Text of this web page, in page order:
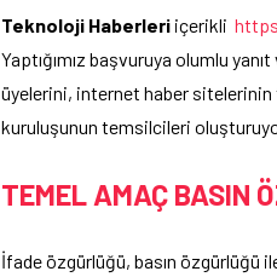
Teknoloji Haberleri içerikli
Yaptığımız başvuruya olumlu
üyelerini, internet haber
kuruluşunun temsilcileri
TEMEL AMAÇ BASIN
İfade özgürlüğü, basın özgürlüğü